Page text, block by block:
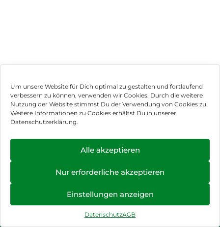
Um unsere Website für Dich optimal zu gestalten und fortlaufend
verbessern zu können, verwenden wir Cookies. Durch die weitere
Nutzung der Website stimmst Du der Verwendung von Cookies zu.
Weitere Informationen zu Cookies erhältst Du in unserer
Datenschutzerklärung.
Alle akzeptieren
Nur erforderliche akzeptieren
Einstellungen anzeigen
DatenschutzAGB
Impressum
Hinweis zur Batterieentsorgung
Newsletter
, Brodos AG – All Rights Reserved.